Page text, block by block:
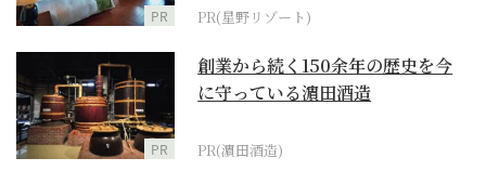
PR PR(星野リゾート)
PR
創業から続く150余年の歴史を今
に守っている濵田酒造
PR(濵田酒造)